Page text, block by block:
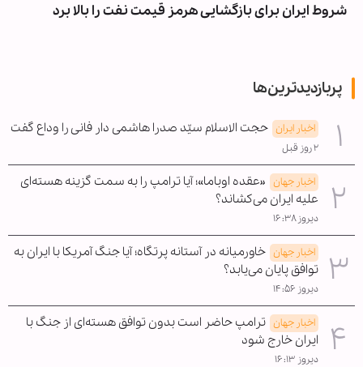
شروط ایران برای بازگشایی هرمز قیمت نفت را بالا برد
پربازدیدترین‌ها
اخبار ایران حجت الاسلام سیّد صدرا هاشمی دار فانی را وداع گفت
۲ روز قبل
اخبار جهان «عقده اوباما»؛ آیا ترامپ را به سمت گزینه هسته‌ای
علیه ایران می‌کشاند؟
دیروز ۱۶:۳۸
اخبار جهان خاورمیانه در آستانه پرتگاه؛ آیا جنگ آمریکا با ایران به
توافق پایان می‌یابد؟
دیروز ۱۴:۵۶
اخبار جهان ترامپ حاضر است بدون توافق هسته‌ای از جنگ با
ایران خارج شود
دیروز ۱۶:۱۳